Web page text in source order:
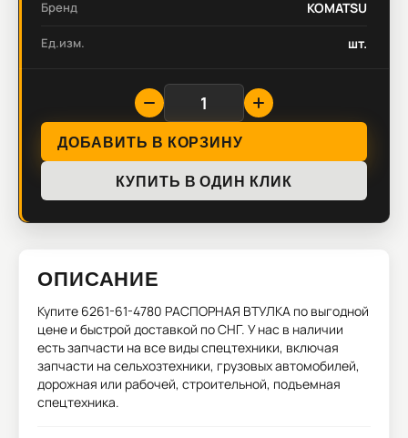
Бренд KOMATSU
Ед.изм. шт.
ДОБАВИТЬ В КОРЗИНУ
КУПИТЬ В ОДИН КЛИК
ОПИСАНИЕ
Купите 6261-61-4780 РАСПОРНАЯ ВТУЛКА по выгодной
цене и быстрой доставкой по СНГ. У нас в наличии
есть запчасти на все виды спецтехники, включая
запчасти на сельхозтехники, грузовых автомобилей,
дорожная или рабочей, строительной, подъемная
спецтехника.